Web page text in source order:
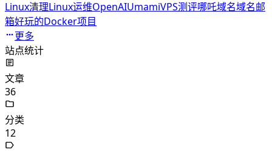
Linux清理Linux运维OpenAIUmamiVPS测评哪吒域名域名邮
箱好玩的Docker项目
更多
站点统计
文章
36
分类
12